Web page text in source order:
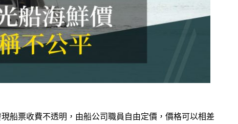
船票收費不透明，由船公司職員自由定價，價格可以相差